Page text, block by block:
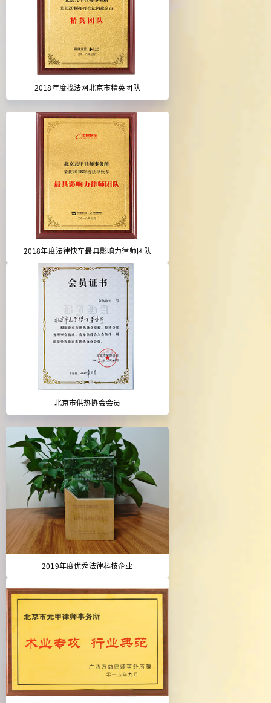
2018年度找法网北京市精英团队
2018年度法律快车最具影响力律师团队
北京市供热协会会员
2019年度优秀法律科技企业